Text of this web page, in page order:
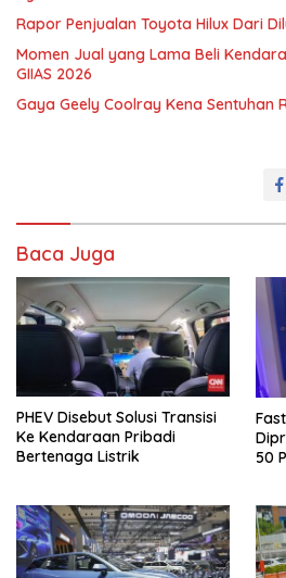
Rapor Penjualan Toyota Hilux Dari
Momen Jual yang Lama Beli
GIIAS 2026
Gaya Geely Coolray Kena Sentuhan
Baca Juga
PHEV Disebut Solusi Transisi
Ke Kendaraan Pribadi
Bertenaga Listrik
50